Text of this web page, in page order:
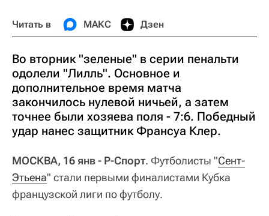
Читать в МАКС Дзен
Во вторник "зеленые" в серии пенальти
одолели "Лилль". Основное и
дополнительное время матча
закончилось нулевой ничьей, а затем
точнее были хозяева поля - 7:6. Победный
удар нанес защитник Франсуа Клер.
МОСКВА, 16 янв - Р-Спорт. Футболисты "Сент-
Этьена" стали первыми финалистами Кубка
французской лиги по футболу.